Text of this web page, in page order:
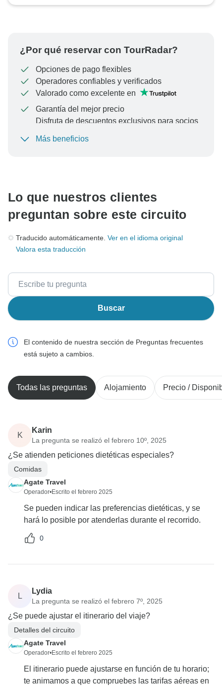
¿Por qué reservar con TourRadar?
Opciones de pago flexibles
Operadores confiables y verificados
Valorado como excelente en
Garantía del mejor precio
Disfruta de descuentos exclusivos para socios
Más beneficios
Lo que nuestros clientes
preguntan sobre este circuito
Traducido automáticamente. Ver en el idioma original
Valora esta traducción
Buscar
El contenido de nuestra sección de Preguntas frecuentes
está sujeto a cambios.
Todas las preguntas Alojamiento Precio /
K
Karin
La pregunta se realizó el febrero 10º, 2025
¿Se atienden peticiones dietéticas especiales?
Comidas
Agate Travel
Operador•Escrito el febrero 2025
Se pueden indicar las preferencias dietéticas, y se
hará lo posible por atenderlas durante el recorrido.
0
L
Lydia
La pregunta se realizó el febrero 7º, 2025
¿Se puede ajustar el itinerario del viaje?
Detalles del circuito
Agate Travel
Operador•Escrito el febrero 2025
El itinerario puede ajustarse en función de tu horario;
te animamos a que compruebes las tarifas aéreas en